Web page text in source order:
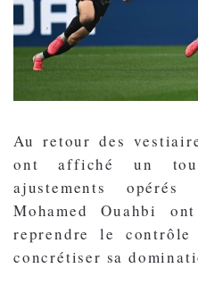
Au retour des
ont affiché un
ajustements
Mohamed Ouahbi
reprendre le
concrétiser sa